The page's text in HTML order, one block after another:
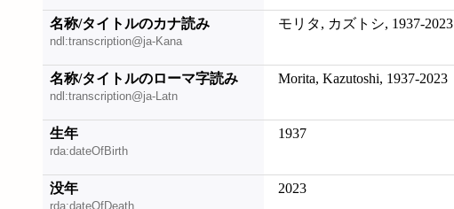
名称/タイトルのカナ読み
ndl:transcription@ja-Kana
モリタ, カズトシ, 1937-2023
名称/タイトルのローマ字読み
ndl:transcription@ja-Latn
Morita, Kazutoshi, 1937-2023
生年
rda:dateOfBirth
1937
没年
rda:dateOfDeath
2023